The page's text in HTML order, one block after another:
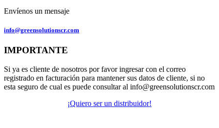
Envíenos un mensaje
info@greensolutionscr.com
IMPORTANTE
Si ya es cliente de nosotros por favor ingresar con el correo
registrado en facturación para mantener sus datos de cliente, si no
esta seguro de cual es puede consultar al info@greensolutionscr.com
¡Quiero ser un distribuidor!